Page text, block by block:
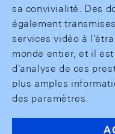
sa convivialité. Des
également
services vidéo à
monde entier, et il
d'analyse de ces
plus amples
des paramètres.